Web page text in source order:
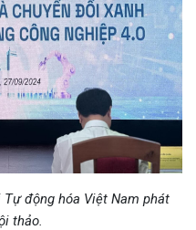
Tự động hóa Việt Nam phát
thảo.